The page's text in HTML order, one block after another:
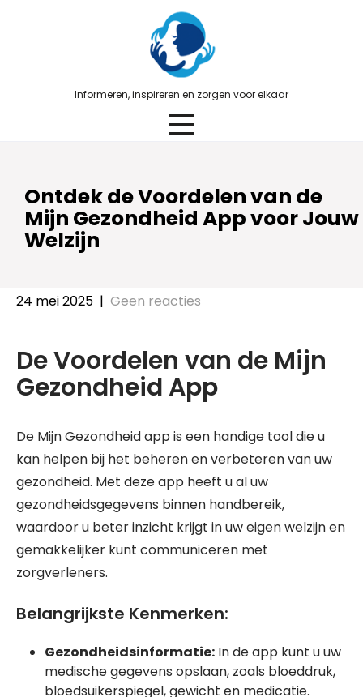
Informeren, inspireren en zorgen voor elkaar
Ontdek de Voordelen van de
Mijn Gezondheid App voor Jouw
Welzijn
24 mei 2025 | Geen reacties
De Voordelen van de Mijn
Gezondheid App
De Mijn Gezondheid app is een handige tool die u
kan helpen bij het beheren en verbeteren van uw
gezondheid. Met deze app heeft u al uw
gezondheidsgegevens binnen handbereik,
waardoor u beter inzicht krijgt in uw eigen welzijn en
gemakkelijker kunt communiceren met
zorgverleners.
Belangrijkste Kenmerken:
Gezondheidsinformatie: In de app kunt u uw
medische gegevens opslaan, zoals bloeddruk,
bloedsuikerspiegel, gewicht en medicatie.